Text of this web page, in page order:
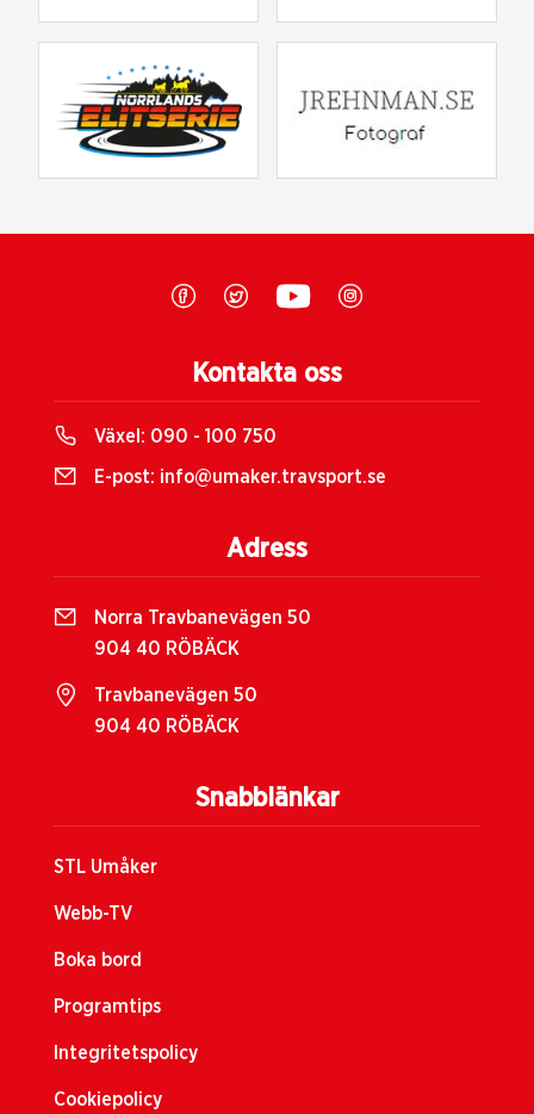
Snabblänkar
STL Umåker
Webb-TV
Boka bord
Programtips
Integritetspolicy
Cookiepolicy
Kontakta oss
Växel: 090 - 100 750
E-post: info@umaker.travsport.se
Adress
Norra Travbanevägen 50
904 40 RÖBÄCK
Travbanevägen 50
904 40 RÖBÄCK